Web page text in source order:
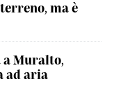
ma è
Muralto,
ad aria